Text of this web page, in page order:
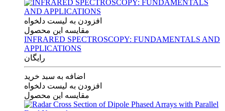
افزودن به لیست دلخواه
مقایسه این محصول
INFRARED SPECTROSCOPY: FUNDAMENTALS AND
APPLICATIONS
رایگان
اضافه به سبد خرید
افزودن به لیست دلخواه
مقایسه این محصول